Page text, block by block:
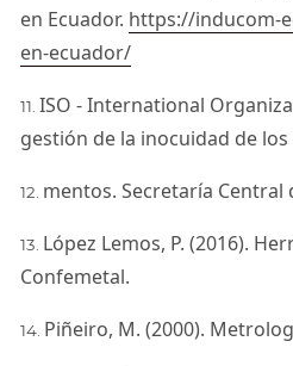
en Ecuador. https://inducom-
en-ecuador/
ISO - International
gestión de la inocuidad de los
mentos. Secretaría Central
López Lemos, P. (2016).
Confemetal.
Piñeiro, M. (2000).